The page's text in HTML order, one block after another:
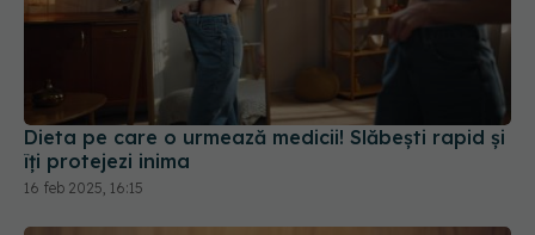
Dieta pe care o urmează medicii! Slăbești rapid și
îți protejezi inima
16 feb 2025, 16:15